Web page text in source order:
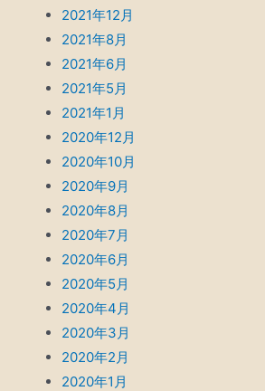
2021年12月
2021年8月
2021年6月
2021年5月
2021年1月
2020年12月
2020年10月
2020年9月
2020年8月
2020年7月
2020年6月
2020年5月
2020年4月
2020年3月
2020年2月
2020年1月